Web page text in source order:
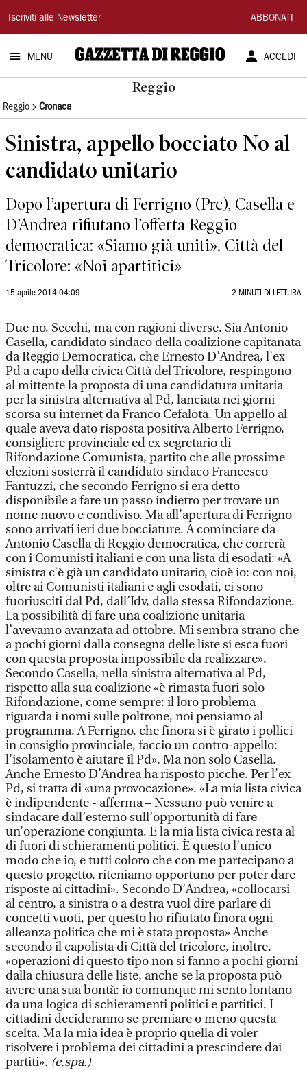
Gazzetta
di
Reggio
Iscriviti alle Newsletter ABBONATI
MENU ACCEDI
Reggio
Reggio Cronaca
Sinistra, appello bocciato No al
candidato unitario
Dopo l’apertura di Ferrigno (Prc), Casella e
D’Andrea rifiutano l’offerta Reggio
democratica: «Siamo già uniti». Città del
Tricolore: «Noi apartitici»
15 aprile 2014 04:09 2 MINUTI DI LETTURA
Due no. Secchi, ma con ragioni diverse. Sia Antonio
Casella, candidato sindaco della coalizione capitanata
da Reggio Democratica, che Ernesto D’Andrea, l’ex
Pd a capo della civica Città del Tricolore, respingono
al mittente la proposta di una candidatura unitaria
per la sinistra alternativa al Pd, lanciata nei giorni
scorsa su internet da Franco Cefalota. Un appello al
quale aveva dato risposta positiva Alberto Ferrigno,
consigliere provinciale ed ex segretario di
Rifondazione Comunista, partito che alle prossime
elezioni sosterrà il candidato sindaco Francesco
Fantuzzi, che secondo Ferrigno si era detto
disponibile a fare un passo indietro per trovare un
nome nuovo e condiviso. Ma all’apertura di Ferrigno
sono arrivati ieri due bocciature. A cominciare da
Antonio Casella di Reggio democratica, che correrà
con i Comunisti italiani e con una lista di esodati: «A
sinistra c’è già un candidato unitario, cioè io: con noi,
oltre ai Comunisti italiani e agli esodati, ci sono
fuoriusciti dal Pd, dall’Idv, dalla stessa Rifondazione.
La possibilità di fare una coalizione unitaria
l’avevamo avanzata ad ottobre. Mi sembra strano che
a pochi giorni dalla consegna delle liste si esca fuori
con questa proposta impossibile da realizzare».
Secondo Casella, nella sinistra alternativa al Pd,
rispetto alla sua coalizione «è rimasta fuori solo
Rifondazione, come sempre: il loro problema
riguarda i nomi sulle poltrone, noi pensiamo al
programma. A Ferrigno, che finora si è girato i pollici
in consiglio provinciale, faccio un contro-appello:
l’isolamento è aiutare il Pd». Ma non solo Casella.
Anche Ernesto D’Andrea ha risposto picche. Per l’ex
Pd, si tratta di «una provocazione». «La mia lista civica
è indipendente - afferma – Nessuno può venire a
sindacare dall’esterno sull’opportunità di fare
un’operazione congiunta. E la mia lista civica resta al
di fuori di schieramenti politici. È questo l’unico
modo che io, e tutti coloro che con me partecipano a
questo progetto, riteniamo opportuno per poter dare
risposte ai cittadini». Secondo D’Andrea, «collocarsi
al centro, a sinistra o a destra vuol dire parlare di
concetti vuoti, per questo ho rifiutato finora ogni
alleanza politica che mi è stata proposta» Anche
secondo il capolista di Città del tricolore, inoltre,
«operazioni di questo tipo non si fanno a pochi giorni
dalla chiusura delle liste, anche se la proposta può
avere una sua bontà: io comunque mi sento lontano
da una logica di schieramenti politici e partitici. I
cittadini decideranno se premiare o meno questa
scelta. Ma la mia idea è proprio quella di voler
risolvere i problema dei cittadini a prescindere dai
partiti». (e.spa.)